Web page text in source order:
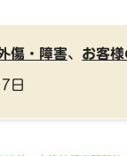
傷・障害、 お客
日